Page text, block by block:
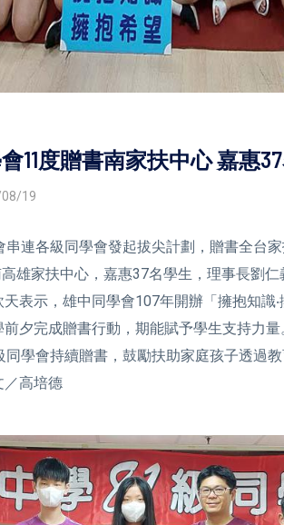
11度贈書南家扶中心 嘉惠
19
連各級同學會發起拔尖計劃，贈書全台
雄家扶中心，嘉惠37名學生，理事長劉
表示，雄中同學會107年開辦「擁抱知識
夕完成贈書行動，期能賦予學生支持力
學會持續贈書，鼓勵扶助家庭孩子透過
／高培德